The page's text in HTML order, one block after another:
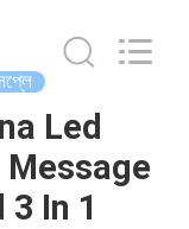
Led
In 1